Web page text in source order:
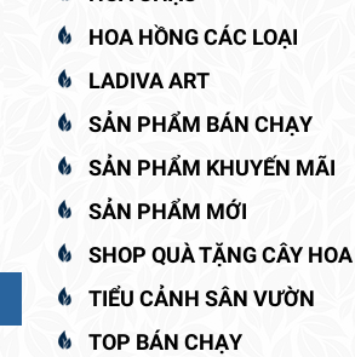
HOA HỒNG CÁC LOẠI
LADIVA ART
SẢN PHẨM BÁN CHẠY
SẢN PHẨM KHUYẾN MÃI
SẢN PHẨM MỚI
SHOP QUÀ TẶNG CÂY HOA
TIỂU CẢNH SÂN VƯỜN
TOP BÁN CHẠY